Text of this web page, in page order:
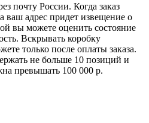
почту России. Когда заказ
ваш адрес придет извещение о
вы можете оценить состояние
Вскрывать коробку
только после оплаты заказа.
не больше 10 позиций и
превышать 100 000 р.